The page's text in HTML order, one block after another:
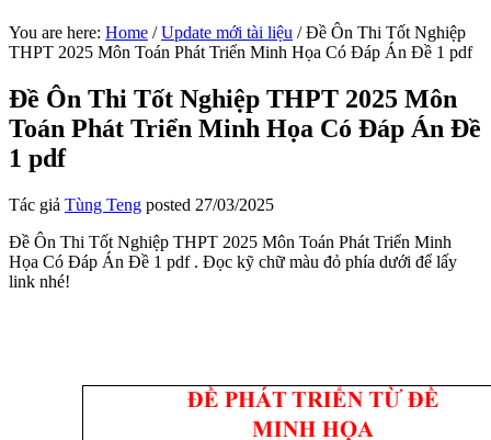
You are here: Home / Update mới tài liệu /Đề Ôn Thi Tốt Nghiệp
THPT 2025 Môn Toán Phát Triển Minh Họa Có Đáp Án Đề 1 pdf
Đề Ôn Thi Tốt Nghiệp THPT 2025 Môn
Toán Phát Triển Minh Họa Có Đáp Án Đề
1 pdf
Tác giả Tùng Teng posted 27/03/2025
Đề Ôn Thi Tốt Nghiệp THPT 2025 Môn Toán Phát Triển Minh
Họa Có Đáp Án Đề 1 pdf . Đọc kỹ chữ màu đỏ phía dưới để lấy
link nhé!